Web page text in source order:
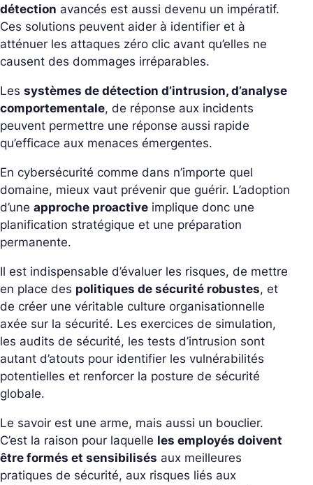
détection avancés est aussi devenu un impératif.
Ces solutions peuvent aider à identifier et à
atténuer les attaques zéro clic avant qu’elles ne
causent des dommages irréparables.
Les systèmes de détection d’intrusion, d’analyse
comportementale, de réponse aux incidents
peuvent permettre une réponse aussi rapide
qu’efficace aux menaces émergentes.
En cybersécurité comme dans n’importe quel
domaine, mieux vaut prévenir que guérir. L’adoption
d’une approche proactive implique donc une
planification stratégique et une préparation
permanente.
Il est indispensable d’évaluer les risques, de mettre
en place des politiques de sécurité robustes, et
de créer une véritable culture organisationnelle
axée sur la sécurité. Les exercices de simulation,
les audits de sécurité, les tests d’intrusion sont
autant d’atouts pour identifier les vulnérabilités
potentielles et renforcer la posture de sécurité
globale.
Le savoir est une arme, mais aussi un bouclier.
C’est la raison pour laquelle les employés doivent
être formés et sensibilisés aux meilleures
pratiques de sécurité, aux risques liés aux